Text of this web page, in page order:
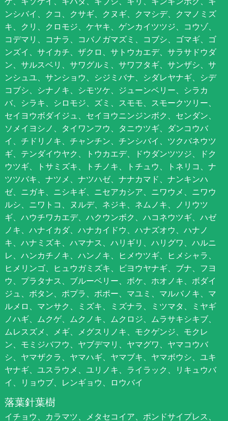
ンシバイ、クコ、クサギ、クヌギ、クマシデ、クマノミズ
キ、クリ、クロモジ、ケヤキ、ゲンカイツツジ、コウゾ、
コデマリ、コナラ、コバノガマズミ、コブシ、ゴマギ、ゴ
ンズイ、サイカチ、ザクロ、サトウカエデ、サラサドウダ
ン、サルスベリ、サワグルミ、サワフタギ、サンザシ、サ
ンシュユ、サンショウ、シジミバナ、シダレヤナギ、シデ
コブシ、シナノキ、シモツケ、ジューンベリー、シラカ
バ、シラキ、シロモジ、ズミ、スモモ、スモークツリー、
セイヨウボダイジュ、セイヨウニンジンボク、センダン、
ソメイヨシノ、タイワンフウ、タニウツギ、ダンコウバ
イ、チドリノキ、チャンチン、チンシバイ、ツクバネウツ
ギ、テンダイウヤク、トウカエデ、ドウダンツツジ、ドク
ウツギ、トサミズキ、トチノキ、トチュウ、トネリコ、ナ
ツツバキ、ナツメ、ナツハゼ、ナナカマド、ナンキンハ
ゼ、ニガキ、ニシキギ、ニセアカシア、ニワウメ、ニワウ
ルシ、ニワトコ、ヌルデ、ネジキ、ネムノキ、ノリウツ
ギ、ハウチワカエデ、ハクウンボク、ハコネウツギ、ハゼ
ノキ、ハナイカダ、ハナカイドウ、ハナズオウ、ハナノ
キ、ハナミズキ、ハマナス、ハリギリ、ハリグワ、ハルニ
レ、ハンカチノキ、ハンノキ、ヒメウツギ、ヒメシャラ、
ヒメリンゴ、ヒュウガミズキ、ビヨウヤナギ、ブナ、フヨ
ウ、プラタナス、ブルーベリー、ボケ、ホオノキ、ボダイ
ジュ、ボタン、ポプラ、ポポー、マユミ、マルバノキ、マ
ルメロ、マンサク、ミズキ、ミズナラ、ミツマタ、ミヤギ
ノハギ、ムクゲ、ムクノキ、ムクロジ、ムラサキシキブ、
ムレスズメ、メギ、メグスリノキ、モクゲンジ、モクレ
ン、モミジバフウ、ヤブデマリ、ヤマグワ、ヤマコウバ
シ、ヤマザクラ、ヤマハギ、ヤマブキ、ヤマボウシ、ユキ
ヤナギ、ユスラウメ、ユリノキ、ライラック、リキュウバ
イ、リョウブ、レンギョウ、ロウバイ
落葉針葉樹
イチョウ、カラマツ、メタセコイア、ポンドサイプレス、